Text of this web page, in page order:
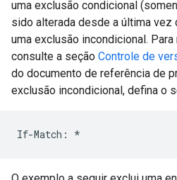
uma exclusão condicional
sido alterada desde a última vez
uma exclusão incondicional.
consulte a seção Controle de
do documento de referência de
exclusão incondicional, defina o